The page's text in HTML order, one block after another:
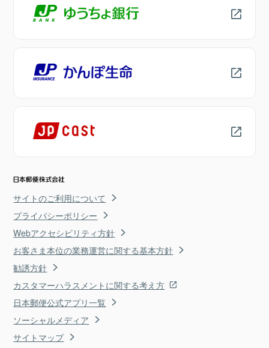
サイトのご利用について
プライバシーポリシー
Webアクセシビリティ方針
お客さま本位の業務運営に関する基本方針
勧誘方針
カスタマーハラスメントに関する考え方
日本郵便公式アプリ一覧
ソーシャルメディア
サイトマップ